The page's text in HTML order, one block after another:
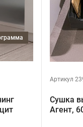
Артикул
Сушка
Агент,